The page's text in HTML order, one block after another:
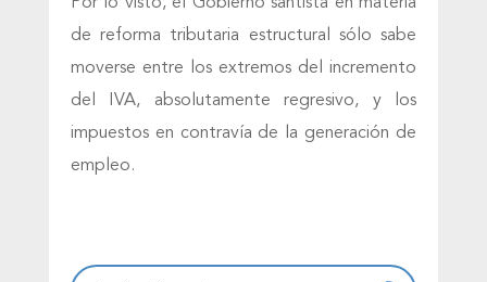
de reforma tributaria estructural sólo sabe
moverse entre los extremos del incremento
del IVA, absolutamente regresivo, y los
impuestos en contravía de la generación de
empleo.